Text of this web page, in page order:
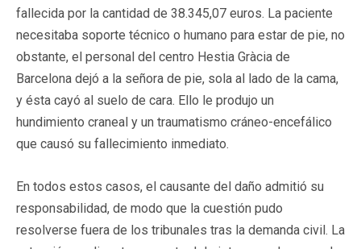
fallecida por la cantidad de 38.345,07 euros. La paciente
necesitaba soporte técnico o humano para estar de pie, no
obstante, el personal del centro Hestia Gràcia de
Barcelona dejó a la señora de pie, sola al lado de la cama,
y ésta cayó al suelo de cara. Ello le produjo un
hundimiento craneal y un traumatismo cráneo-encefálico
que causó su fallecimiento inmediato.
En todos estos casos, el causante del daño admitió su
responsabilidad, de modo que la cuestión pudo
resolverse fuera de los tribunales tras la demanda civil. La